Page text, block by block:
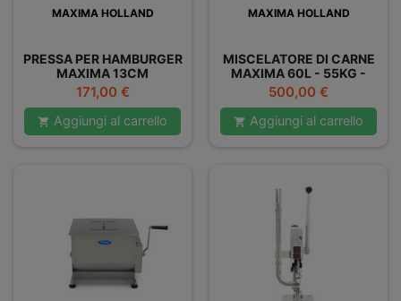
MAXIMA HOLLAND
PRESSA PER HAMBURGER
MAXIMA 13CM
Prezzo
171,00 €
 Aggiungi al carrello
MAXIMA HOLLAND
MISCELATORE DI CARNE
MAXIMA 60L - 55KG -
DOPPIO
Prezzo
500,00 €
 Aggiungi al carrello